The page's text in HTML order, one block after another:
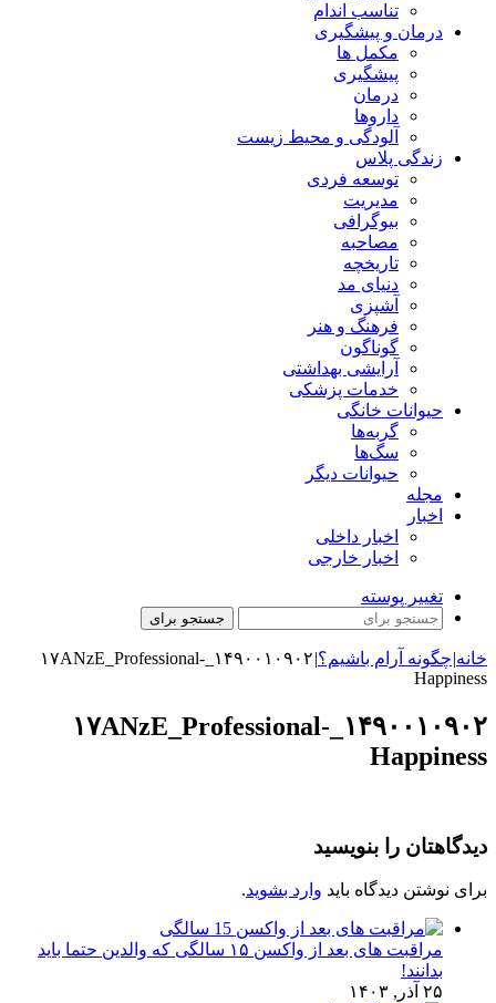
تناسب اندام
درمان و پیشگیری
مکمل ها
پیشگیری
درمان
داروها
آلودگی و محیط زیست
زندگی پلاس
توسعه فردی
مدیریت
بیوگرافی
مصاحبه
تاریخچه
دنیای مد
آشپزی
فرهنگ و هنر
گوناگون
آرایشی بهداشتی
خدمات پزشکی
حیوانات خانگی
گربه‌ها
سگ‌ها
حیوانات دیگر
مجله
اخبار
اخبار داخلی
اخبار خارجی
تغییر پوسته
جستجو برای
خانه|چگونه آرام باشیم؟|
۱۴۹۰۰۱۰۹۰۲_۱۷ANzE_Professional-
Happiness
۱۴۹۰۰۱۰۹۰۲_۱۷ANzE_Professional-
Happiness
دیدگاهتان را بنویسید
برای نوشتن دیدگاه باید وارد بشوید.
مراقبت های بعد از واکسن ۱۵ سالگی که والدین حتما باید
بدانند!
۲۵ آذر, ۱۴۰۳